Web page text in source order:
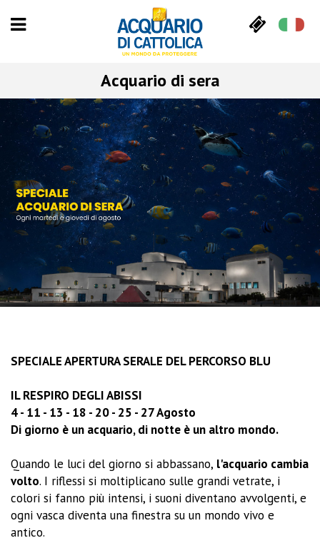
Acquario di sera
SPECIALE APERTURA SERALE DEL PERCORSO BLU
IL RESPIRO DEGLI ABISSI
4 - 11 - 13 - 18 - 20 - 25 - 27 Agosto
Di giorno è un acquario, di notte è un altro mondo.
Quando le luci del giorno si abbassano, l'acquario cambia
volto. I riflessi si moltiplicano sulle grandi vetrate, i
colori si fanno più intensi, i suoni diventano avvolgenti, e
ogni vasca diventa una finestra su un mondo vivo e
antico.